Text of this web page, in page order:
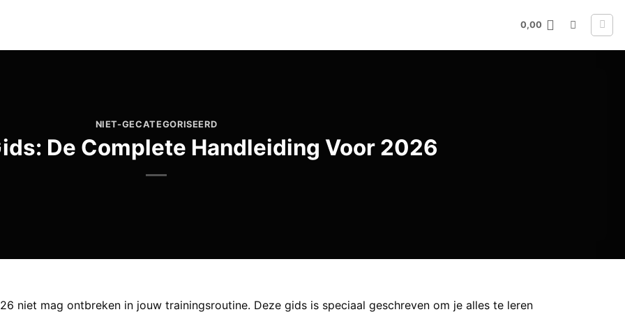
0,00
NIET-GECATEGORISEERD
De Complete Handleiding Voor 2026
niet mag ontbreken in jouw trainingsroutine. Deze gids is speciaal geschreven om je alles te leren